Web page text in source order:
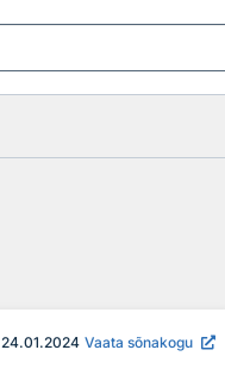
24.01.2024 Vaata sõnakogu